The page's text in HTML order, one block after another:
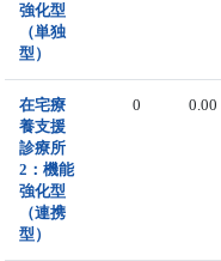
強化型
（単独
型）
在宅療
養支援
診療所
2：機能
強化型
（連携
型）
0 0.00